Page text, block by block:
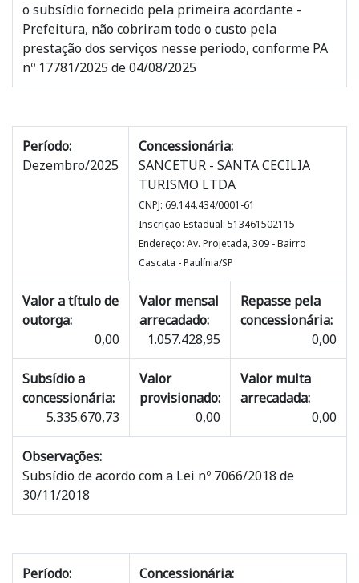
o subsídio fornecido pela primeira acordante -
Prefeitura, não cobriram todo o custo pela
prestação dos serviços nesse periodo, conforme PA
nº 17781/2025 de 04/08/2025
Período:
Dezembro/2025
Concessionária:
SANCETUR - SANTA CECILIA
TURISMO LTDA
CNPJ: 69.144.434/0001-61
Inscrição Estadual: 513461502115
Endereço: Av. Projetada, 309 - Bairro
Cascata - Paulínia/SP
Valor a título de
outorga:
0,00
Valor mensal
arrecadado:
1.057.428,95
Repasse pela
concessionária:
0,00
Subsídio a
concessionária:
5.335.670,73
Valor
provisionado:
0,00
Valor multa
arrecadada:
0,00
Observações:
Subsídio de acordo com a Lei nº 7066/2018 de
30/11/2018
Período:
Concessionária: